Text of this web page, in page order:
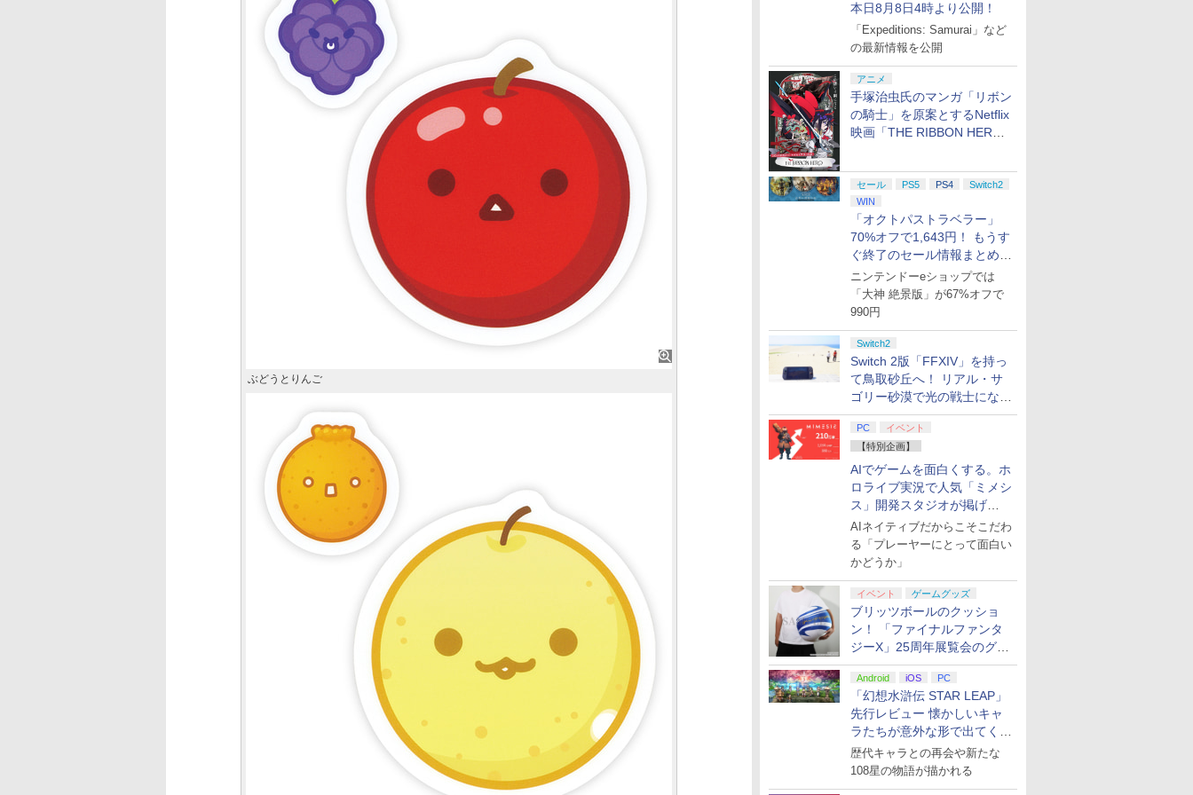
本日8月8日4時より公開！
「Expeditions: Samurai」など
の最新情報を公開
アニメ
手塚治虫氏のマンガ「リボン
の騎士」を原案とするNetflix
映画「THE RIBBON HERO
セール PS5 PS4
Switch2
WIN
「オクトパストラベラー」
70%オフで1,643円！ もうす
ぐ終了のセール情報まとめ
【8月8日更新】
ニンテンドーeショップでは
「大神 絶景版」が67%オフで
990円
Switch2
Switch 2版「FFXIV」を持っ
て鳥取砂丘へ！ リアル・サ
ゴリー砂漠で光の戦士になっ
てみた
PC
イベント
【特別企画】
AIでゲームを面白くする。ホ
ロライブ実況で人気「ミメシ
ス」開発スタジオが掲げ
る“AI活用の信念”とは？【講
演レポート】
AIネイティブだからこそこだわ
る「プレーヤーにとって面白い
かどうか」
イベント ゲームグッズ
ブリッツボールのクッショ
ン！ 「ファイナルファンタ
ジーX」25周年展覧会のグッ
ズ情報が公開
Android iOS PC
「幻想水滸伝 STAR LEAP」
先行レビュー 懐かしいキャ
ラたちが意外な形で出てくる
シリーズ完全新作！
歴代キャラとの再会や新たな
108星の物語が描かれる
ぶどうとりんご